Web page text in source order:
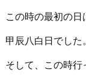
この時の最初の
甲辰八白日でした。
そして、この時